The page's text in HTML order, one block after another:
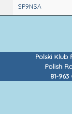
SP9NSA
Polski Klub
Polish
81-963